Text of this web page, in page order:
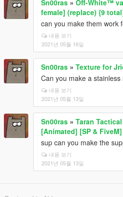
Sn00ras » Off-White™
female] (replace) {9
can you make them work
내용 보기
2021년 05월 16일
Sn00ras » Texture for
Can you make a
내용 보기
2021년 05월 13일
Sn00ras » Taran
[Animated] [SP & FiveM]
sup can you make the
내용 보기
2021년 05월 13일